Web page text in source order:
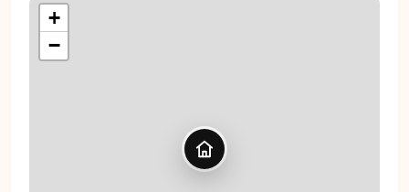
+
−